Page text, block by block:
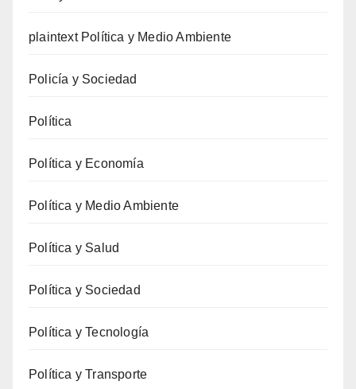
plaintext Política y Medio Ambiente
Policía y Sociedad
Política
Política y Economía
Política y Medio Ambiente
Política y Salud
Política y Sociedad
Política y Tecnología
Política y Transporte